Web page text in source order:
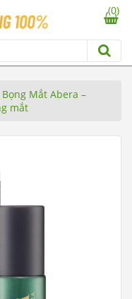
(0)
Mắt Abera –
mắt